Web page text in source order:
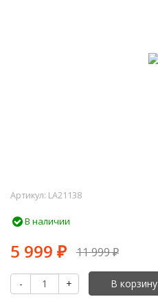
Артикул: LA21138
В наличии
5 999 ₽ 11 999₽
- + В корзину